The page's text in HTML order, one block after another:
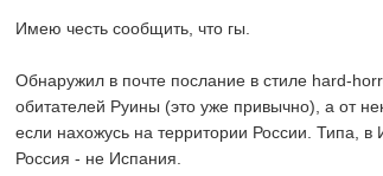
Имею честь сообщить, что гы.
Обнаружил в почте послание в стиле hard-
обитателей Руины (это уже привычно), а от
если нахожусь на территории России. Типа,
Россия - не Испания.